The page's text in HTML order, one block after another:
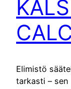
Elimistö
tarkasti –